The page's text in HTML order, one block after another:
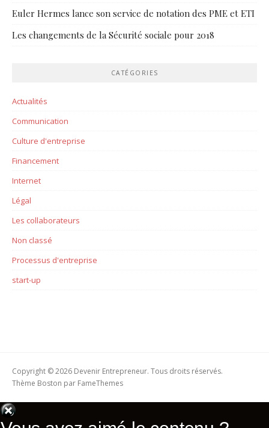
Euler Hermes lance son service de notation des PME et ETI
Les changements de la Sécurité sociale pour 2018
CATÉGORIES
Actualités
Communication
Culture d'entreprise
Financement
Internet
Légal
Les collaborateurs
Non classé
Processus d'entreprise
start-up
Copyright © 2026 Devenir Entrepreneur. Tous droits réservés.
Thème Boston par FameThemes